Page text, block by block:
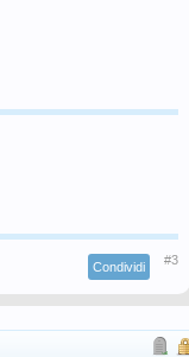
Condividi #3